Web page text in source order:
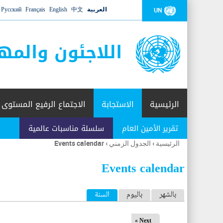
UN العربية 中文
English
Français
Русский
اللاجئون
الرئيسية الاستجابة
تقرير الأمين العام سلسلة مناسبات عالمية
الاجتماع الرفيع المستوى
أنت
هنا
الرئيسية › الجدول الزمني ›
Events calendar
Events calendar
ا بالشهر باليوم السنة (علامة التبويب النشطة)